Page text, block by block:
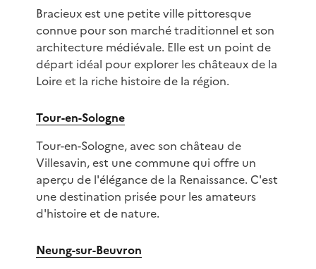
Bracieux est une petite ville pittoresque
connue pour son marché traditionnel et son
architecture médiévale. Elle est un point de
départ idéal pour explorer les châteaux de la
Loire et la riche histoire de la région.
Tour-en-Sologne
Tour-en-Sologne, avec son château de
Villesavin, est une commune qui offre un
aperçu de l'élégance de la Renaissance. C'est
une destination prisée pour les amateurs
d'histoire et de nature.
Neung-sur-Beuvron